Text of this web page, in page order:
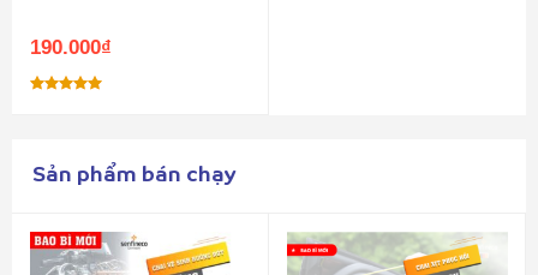
190.000₫
Sản phẩm bán chạy